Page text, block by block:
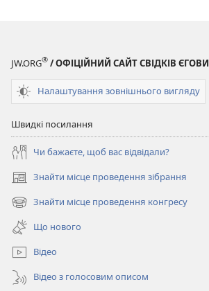
JW.ORG® / ОФІЦІЙНИЙ САЙТ СВІДКІВ ЄГОВИ
Налаштування зовнішнього вигляду
Швидкі посилання
Чи бажаєте, щоб вас відвідали?
Знайти місце проведення зібрання
(відкривається
у
новому
вікні)
Знайти місце проведення конгресу
(відкривається
новому
вікні)
Що нового
Відео
Відео з голосовим описом